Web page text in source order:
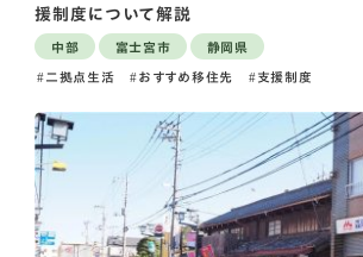
援制度について解説
中部 富士宮市 静岡県
二拠点生活 おすすめ移住先 支援制度